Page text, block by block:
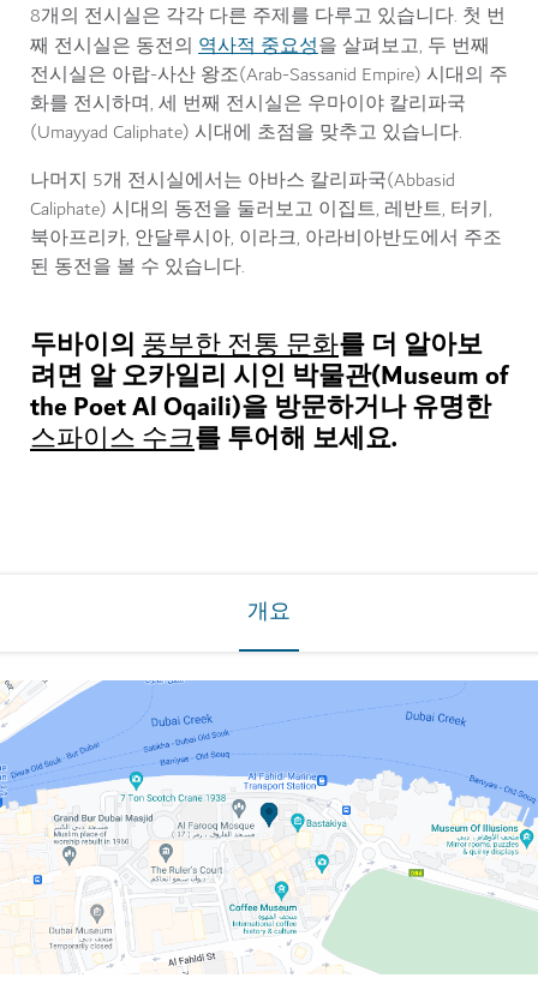
8개의 전시실은 각각 다른 주제를 다루고 있습니다. 첫 번
째 전시실은 동전의 역사적 중요성을 살펴보고, 두 번째
전시실은 아랍-사산 왕조(Arab-Sassanid Empire) 시대의 주
화를 전시하며, 세 번째 전시실은 우마이야 칼리파국
(Umayyad Caliphate) 시대에 초점을 맞추고 있습니다.
나머지 5개 전시실에서는 아바스 칼리파국(Abbasid
Caliphate) 시대의 동전을 둘러보고 이집트, 레반트, 터키,
북아프리카, 안달루시아, 이라크, 아라비아반도에서 주조
된 동전을 볼 수 있습니다.
두바이의 풍부한 전통 문화를 더 알아보
려면 알 오카일리 시인 박물관(Museum of
the Poet Al Oqaili)을 방문하거나 유명한
스파이스 수크를 투어해 보세요.
개요